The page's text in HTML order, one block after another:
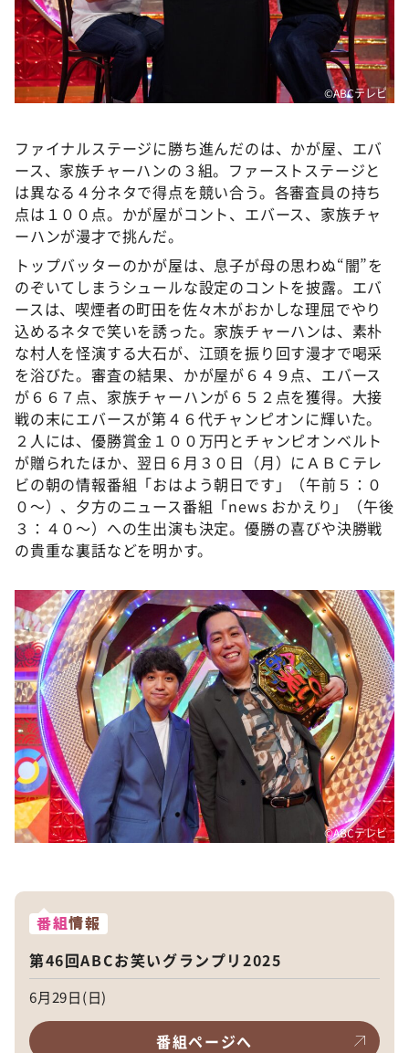
©️ABCテレビ
ファイナルステージに勝ち進んだのは、かが屋、エバ
ース、家族チャーハンの３組。ファーストステージと
は異なる４分ネタで得点を競い合う。各審査員の持ち
点は１００点。かが屋がコント、エバース、家族チャ
ーハンが漫才で挑んだ。
トップバッターのかが屋は、息子が母の思わぬ“闇”を
のぞいてしまうシュールな設定のコントを披露。エバ
ースは、喫煙者の町田を佐々木がおかしな理屈でやり
込めるネタで笑いを誘った。家族チャーハンは、素朴
な村人を怪演する大石が、江頭を振り回す漫才で喝采
を浴びた。審査の結果、かが屋が６４９点、エバース
が６６７点、家族チャーハンが６５２点を獲得。大接
戦の末にエバースが第４６代チャンピオンに輝いた。
２人には、優勝賞金１００万円とチャンピオンベルト
が贈られたほか、翌日６月３０日（月）にＡＢＣテレ
ビの朝の情報番組「おはよう朝日です」（午前５：０
０～）、夕方のニュース番組「news おかえり」（午後
３：４０～）への生出演も決定。優勝の喜びや決勝戦
の貴重な裏話などを明かす。
©️ABCテレビ
番組情報
第46回ABCお笑いグランプリ2025
6月29日(日)
番組ページへ